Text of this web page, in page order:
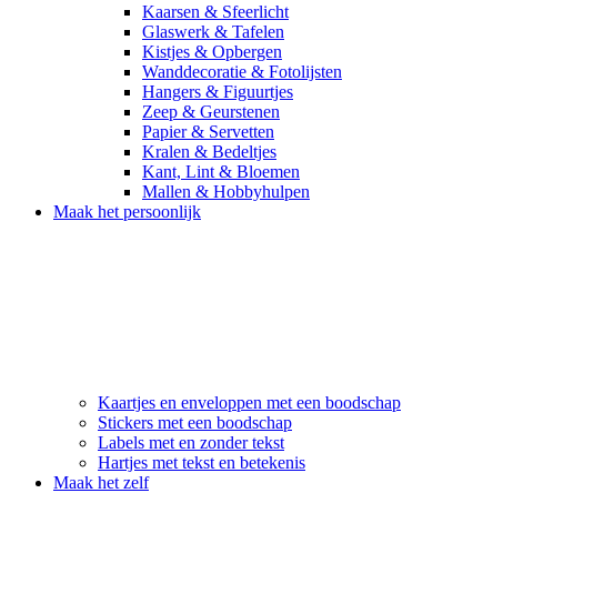
Kaarsen & Sfeerlicht
Glaswerk & Tafelen
Kistjes & Opbergen
Wanddecoratie & Fotolijsten
Hangers & Figuurtjes
Zeep & Geurstenen
Papier & Servetten
Kralen & Bedeltjes
Kant, Lint & Bloemen
Mallen & Hobbyhulpen
Maak het persoonlijk
Kaartjes en enveloppen met een boodschap
Stickers met een boodschap
Labels met en zonder tekst
Hartjes met tekst en betekenis
Maak het zelf